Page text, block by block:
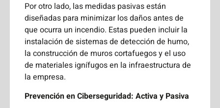
Por otro lado, las medidas pasivas están
diseñadas para minimizar los daños antes de
que ocurra un incendio. Estas pueden incluir la
instalación de sistemas de detección de humo,
la construcción de muros cortafuegos y el uso
de materiales ignífugos en la infraestructura de
la empresa.
Prevención en Ciberseguridad: Activa y Pasiva